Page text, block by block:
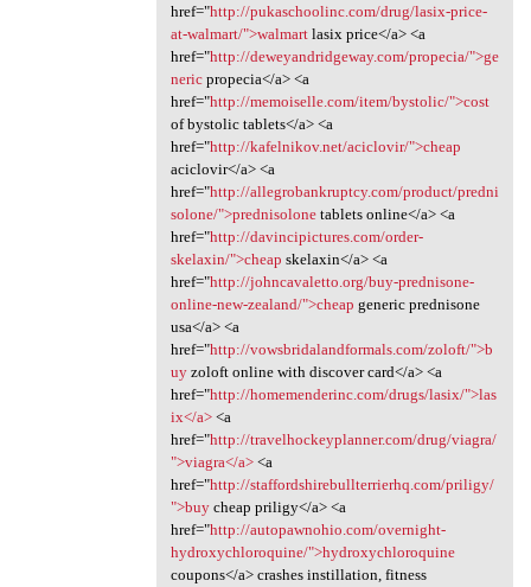
href="http://pukaschoolinc.com/drug/lasix-price-
at-walmart/">walmartlasix price</a> <a
href="http://deweyandridgeway.com/propecia/">ge
nericpropecia</a> <a
href="http://memoiselle.com/item/bystolic/">cost
of bystolic tablets</a> <a
href="http://kafelnikov.net/aciclovir/">cheap
aciclovir</a> <a
href="http://allegrobankruptcy.com/product/predni
solone/">prednisolonetablets online</a> <a
href="http://davincipictures.com/order-
skelaxin/">cheap skelaxin</a> <a
href="http://johncavaletto.org/buy-prednisone-
online-new-zealand/">cheap generic prednisone
usa</a> <a
href="http://vowsbridalandformals.com/zoloft/">b
uyzoloft online with discover card</a> <a
href="http://homemenderinc.com/drugs/lasix/">las
ix</a><a
href="http://travelhockeyplanner.com/drug/viagra/
">viagra</a><a
href="http://staffordshirebullterrierhq.com/priligy/
">buycheap priligy</a> <a
href="http://autopawnohio.com/overnight-
hydroxychloroquine/">hydroxychloroquine
coupons</a> crashes instillation, fitness